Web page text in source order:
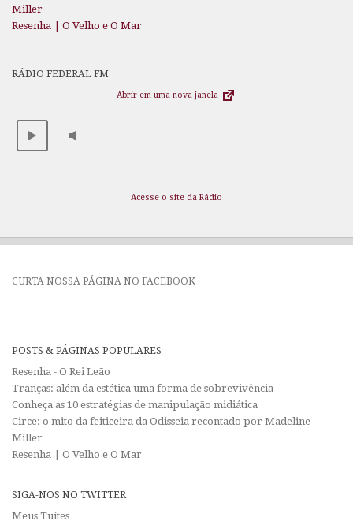
Miller
Resenha | O Velho e O Mar
RÁDIO FEDERAL FM
Abrir em uma nova janela
Acesse o site da Rádio
CURTA NOSSA PÁGINA NO FACEBOOK
POSTS & PÁGINAS POPULARES
Resenha - O Rei Leão
Tranças: além da estética uma forma de sobrevivência
Conheça as 10 estratégias de manipulação midiática
Circe: o mito da feiticeira da Odisseia recontado por Madeline
Miller
Resenha | O Velho e O Mar
SIGA-NOS NO TWITTER
Meus Tuítes